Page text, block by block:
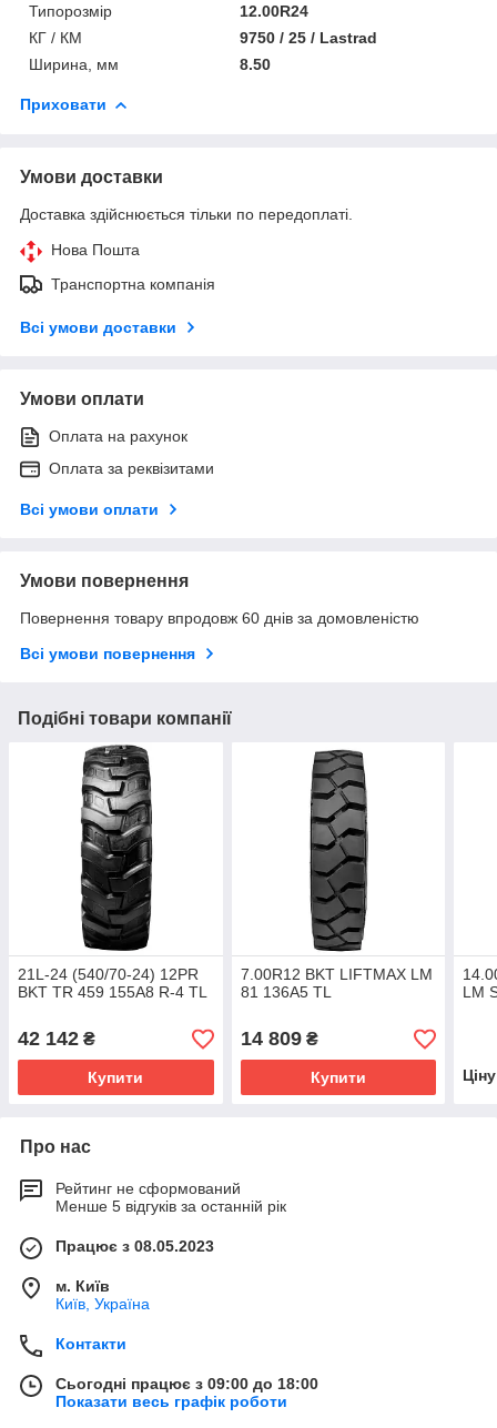
Типорозмір
12.00R24
КГ / КМ
9750 / 25 / Lastrad
Ширина, мм
8.50
Приховати
Умови доставки
Доставка здійснюється тільки по передоплаті.
Нова Пошта
Транспортна компанія
Всі умови доставки
Умови оплати
Оплата на рахунок
Оплата за реквізитами
Всі умови оплати
Умови повернення
Повернення товару впродовж 60 днів за домовленістю
Всі умови повернення
Подібні товари компанії
21L-24 (540/70-24) 12PR
BKT TR 459 155A8 R-4 TL
42 142 ₴
Купити
7.00R12 BKT LIFTMAX LM
81 136A5 TL
14 809₴
Купити
LM
Про нас
Рейтинг не сформований
Менше 5 відгуків за останній рік
Працює з 08.05.2023
м. Київ
Київ, Україна
Контакти
Сьогодні працює з 09:00 до 18:00
Показати весь графік роботи